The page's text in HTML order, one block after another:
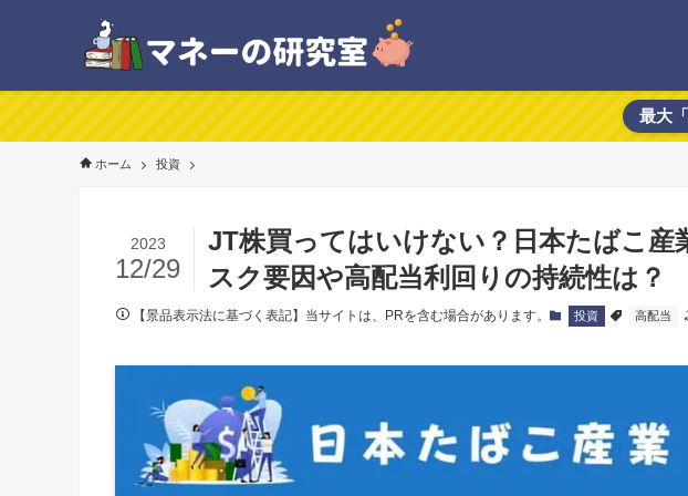
最大
ホーム 投資
JT株買ってはいけない？日本たばこ産
スク要因や高配当利回りの持続性は？
2023
12/29
【景品表示法に基づく表記】当サイトは、PRを含む場合があります。 投資 高配当